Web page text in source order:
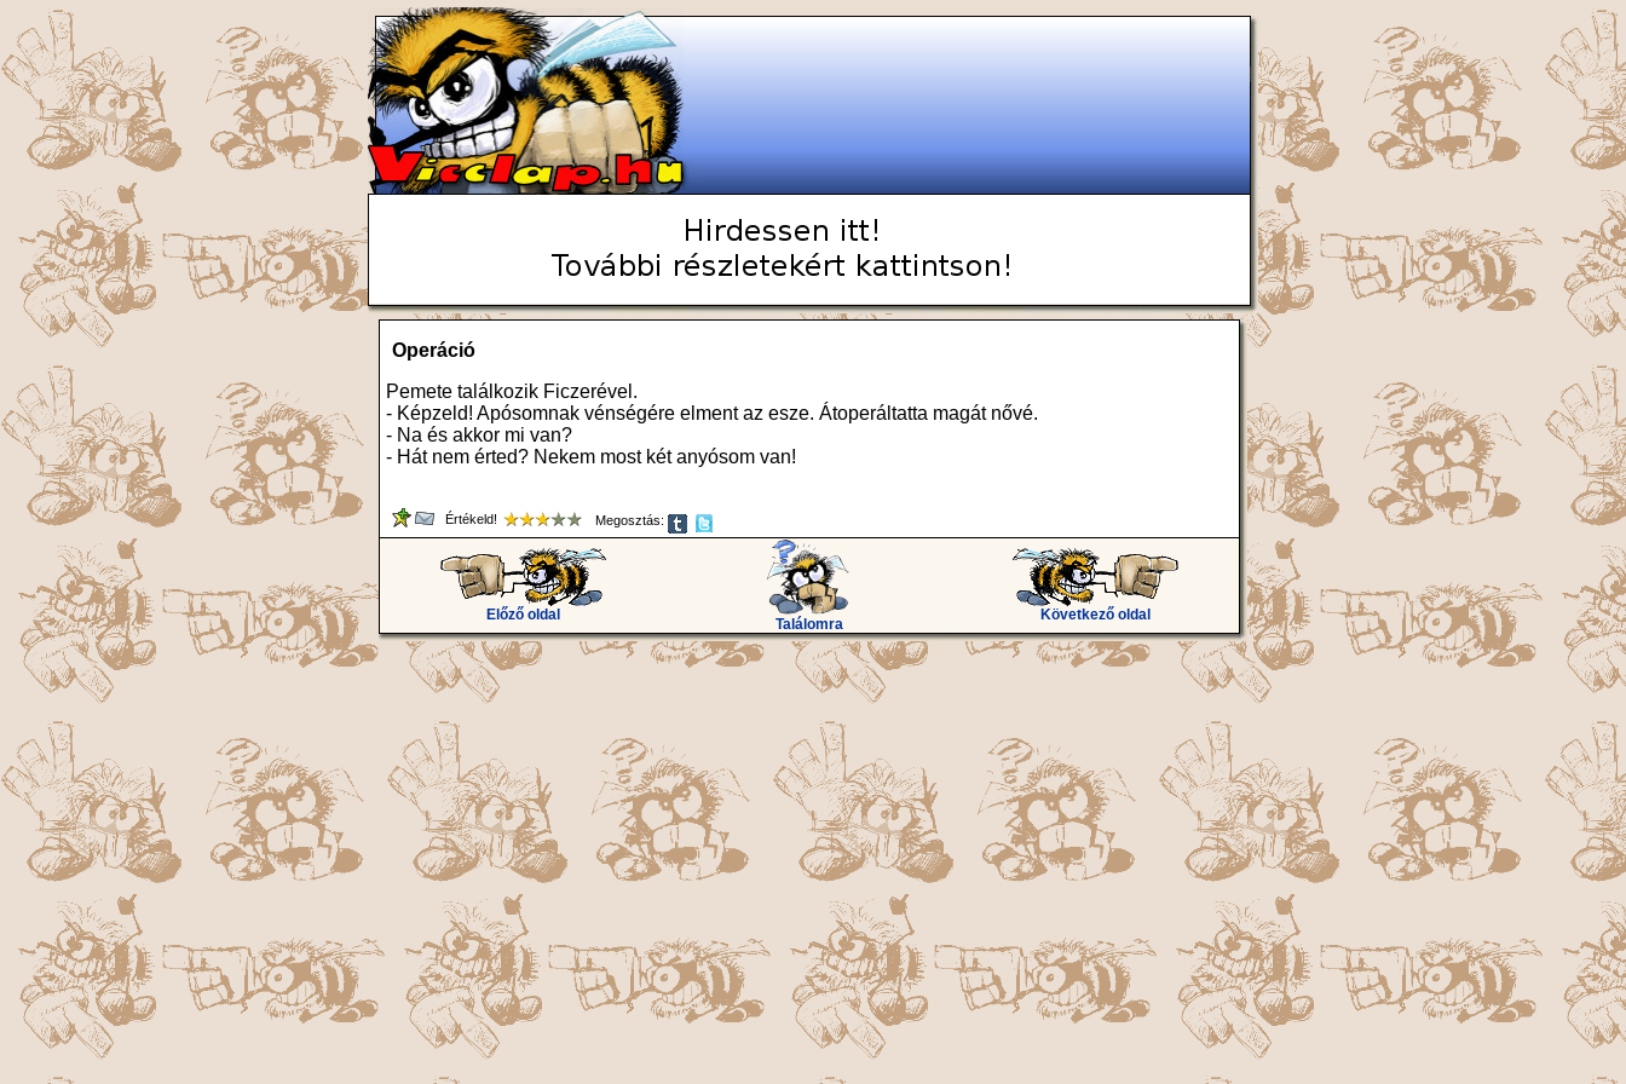
Operáció
Pemete találkozik Ficzerével.
- Képzeld! Apósomnak vénségére elment az esze. Átoperáltatta magát nővé.
- Na és akkor mi van?
- Hát nem érted? Nekem most két anyósom van!
Értékeld! Megosztás:
Előző oldal
Találomra
Következő oldal